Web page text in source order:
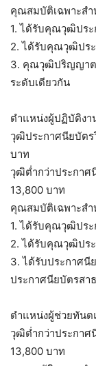
คุณสมบัติเฉพาะส
1. ได้รับคุณวุฒิปร
2. ได้รับคุณวุฒิปร
3. คุณวุฒิปริญญาต
ระดับเดียวกัน
ตำแหน่งผู้ปฏิบัติงา
วุฒิประกาศนียบัต
บาท
วุฒิต่ำกว่าประกา
13,800 บาท
คุณสมบัติเฉพาะส
1. ได้รับคุณวุฒิปร
2. ได้รับคุณวุฒิปร
3. ได้รับประกาศนี
ประกาศนียบัตรสา
ตำแหน่งผู้ช่วยทัน
วุฒิต่ำกว่าประกา
13,800 บาท